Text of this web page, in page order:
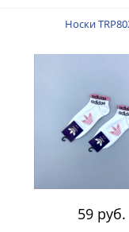
Носки
59 руб.